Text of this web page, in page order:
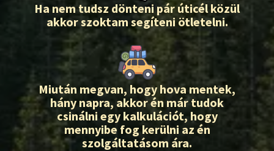
Ha nem tudsz dönteni pár úticél közül
akkor szoktam segíteni ötletelni.
Miután megvan, hogy hova mentek,
hány napra, akkor én már tudok
csinálni egy kalkulációt, hogy
mennyibe fog kerülni az én
szolgáltatásom ára.